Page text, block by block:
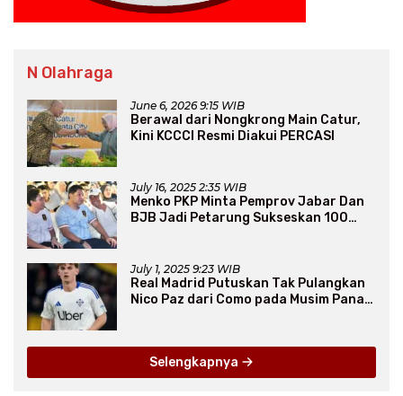
N Olahraga
June 6, 2026 9:15 WIB
Berawal dari Nongkrong Main Catur,
Kini KCCCI Resmi Diakui PERCASI
July 16, 2025 2:35 WIB
Menko PKP Minta Pemprov Jabar Dan
BJB Jadi Petarung Sukseskan 100
July 1, 2025 9:23 WIB
Real Madrid Putuskan Tak Pulangkan
Nico Paz dari Como pada Musim Panas
Selengkapnya